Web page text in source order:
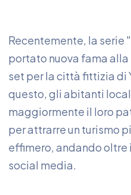
Recentemente, la serie
portato nuova fama
set per la città fittizia di
questo, gli abitanti
maggiormente il loro
per attrarre un turismo
effimero, andando oltre
social media.